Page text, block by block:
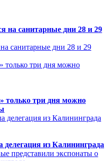
на санитарные дни 28 и 29
санитарные дни 28 и 29
только три дня можно
из Калининграда